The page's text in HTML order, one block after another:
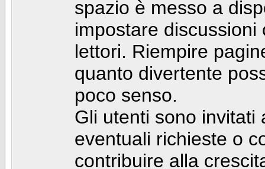
spazio è messo a
impostare
lettori. Riempire
quanto divertente
poco senso.
Gli utenti sono invitati
eventuali richieste o
contribuire alla